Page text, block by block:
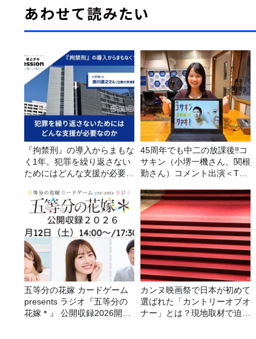
あわせて読みたい
『拘禁刑』の導入からまもな
く1年。犯罪を繰り返さない
ためにはどんな支援が必要な
45周年でも中二の放課後‼コ
サキン（小堺一機さん、関根
勤さん）コメント出演＜TBS
告＞
五等分の花嫁 カードゲーム
presents ラジオ『五等分の
花嫁＊』 公開収録2026開催
カンヌ映画祭で日本が初めて
選ばれた「カントリーオブオ
ナー」とは？現地取材で迫る